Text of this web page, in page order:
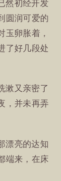
然初经开发
圆润可爱的
玉卵胀着，
了好几段处
漱又亲密了
，并未再弄
漂亮的达知
端来，在床